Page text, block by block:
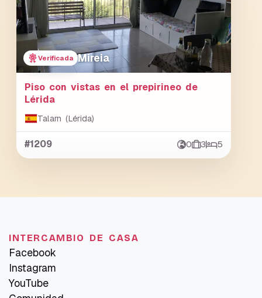
Verificada Mireia
Piso con vistas en el prepirineo de
Lérida
Talarn (Lérida)
#1209 0 3 5
INTERCAMBIO DE CASA
Facebook
Instagram
YouTube